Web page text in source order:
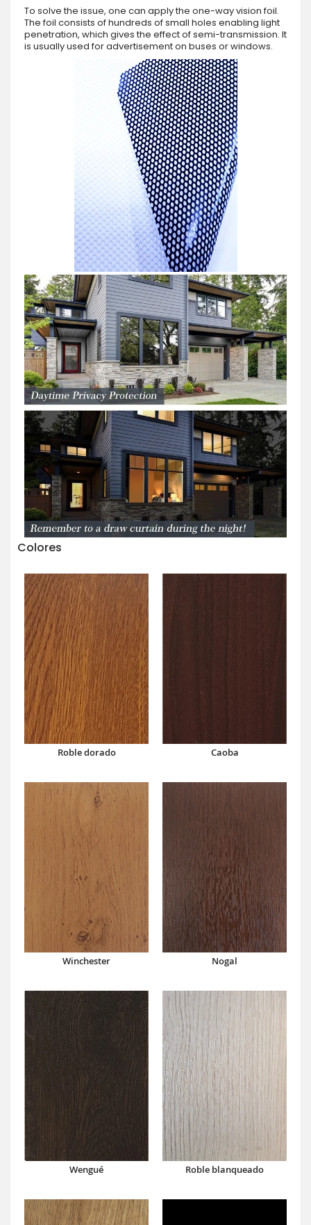
To solve the issue, one can apply the one-way vision foil.
The foil consists of hundreds of small holes enabling light
penetration, which gives the effect of semi-transmission. It
is usually used for advertisement on buses or windows.
Colores
Roble dorado Caoba
Winchester Nogal
Wengué Roble blanqueado